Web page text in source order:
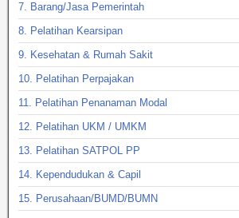
7. Barang/Jasa Pemerintah
8. Pelatihan Kearsipan
9. Kesehatan & Rumah Sakit
10. Pelatihan Perpajakan
11. Pelatihan Penanaman Modal
12. Pelatihan UKM / UMKM
13. Pelatihan SATPOL PP
14. Kependudukan & Capil
15. Perusahaan/BUMD/BUMN